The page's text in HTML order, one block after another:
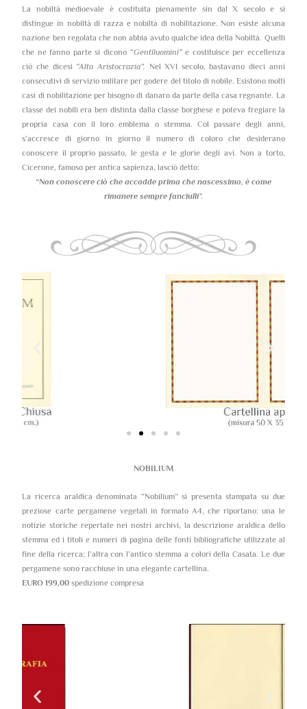
La nobiltà medioevale è costituita pienamente sin dal X secolo e si
distingue in nobiltà di razza e nobiltà di nobilitazione. Non esiste alcuna
nazione ben regolata che non abbia avuto qualche idea della Nobiltà. Quelli
che ne fanno parte si dicono “Gentiluomini”e costituisce per eccellenza
ciò che dicesi “Alta Aristocrazia”. Nel XVI secolo, bastavano dieci anni
consecutivi di servizio militare per godere del titolo di nobile. Esistono molti
casi di nobilitazione per bisogno di danaro da parte della casa regnante. La
classe dei nobili era ben distinta dalla classe borghese e poteva fregiare la
propria casa con il loro emblema o stemma. Col passare degli anni,
s’accresce di giorno in giorno il numero di coloro che desiderano
conoscere il proprio passato, le gesta e le glorie degli avi. Non a torto,
Cicerone, famoso per antica sapienza, lasciò detto:
“Non conoscere ciò che accadde prima che nascessimo, è come
rimanere sempre fanciulli”.
NOBILIUM
La ricerca araldica denominata “Nobilium” si presenta stampata su due
preziose carte pergamene vegetali in formato A4, che riportano: una le
notizie storiche repertate nei nostri archivi, la descrizione araldica dello
stemma ed i titoli e numeri di pagina delle fonti bibliografiche utilizzate al
fine della ricerca; l’altra con l’antico stemma a colori della Casata. Le due
pergamene sono racchiuse in una elegante cartellina.
EURO 199,00 spedizione compresa